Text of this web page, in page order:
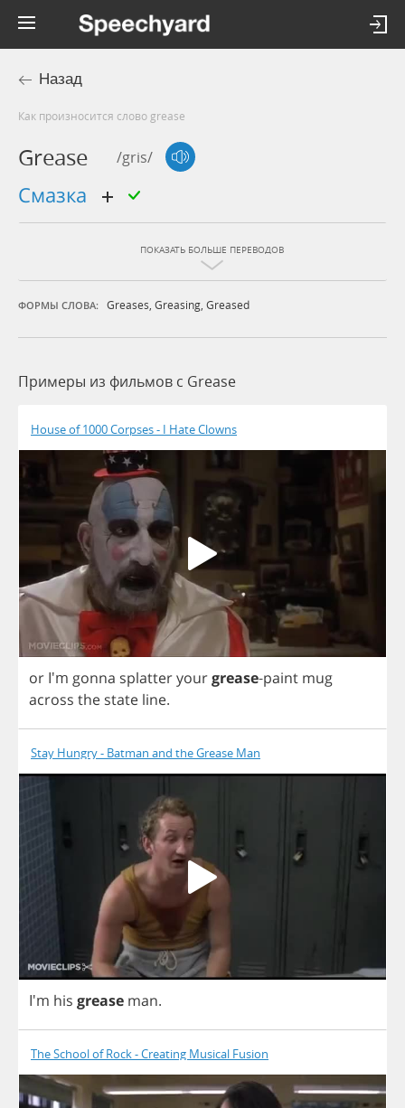
Назад
Как произносится слово grease
Grease /gris/
смазка
ПОКАЗАТЬ БОЛЬШЕ ПЕРЕВОДОВ
ФОРМЫ СЛОВА: Greases, Greasing, Greased
Примеры из фильмов c Grease
House of 1000 Corpses - I Hate Clowns
or I'm gonna splatteryourgrease-paint mug
across the state line.
Stay Hungry - Batman and the Grease Man
I'm his grease man.
The School of Rock - Creating Musical Fusion